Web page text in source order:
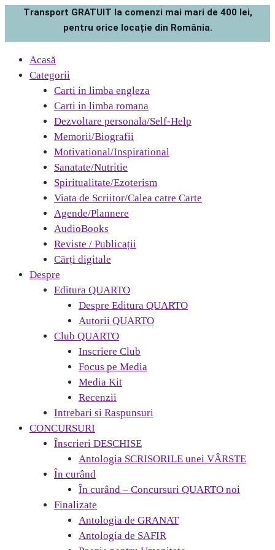
Transport GRATUIT la comenzi mai mari de 400 lei,
pentru orice locație din România.
Acasă
Categorii
Carti in limba engleza
Carti in limba romana
Dezvoltare personala/Self-Help
Memorii/Biografii
Motivational/Inspirational
Sanatate/Nutritie
Spiritualitate/Ezoterism
Viata de Scriitor/Calea catre Carte
Agende/Plannere
AudioBooks
Reviste / Publicații
Cărți digitale
Despre
Editura QUARTO
Despre Editura QUARTO
Autorii QUARTO
Club QUARTO
Inscriere Club
Focus pe Media
Media Kit
Recenzii
Intrebari si Raspunsuri
CONCURSURI
Înscrieri DESCHISE
Antologia SCRISORILE unei VÂRSTE
În curând
În curând – Concursuri QUARTO noi
Finalizate
Antologia de GRANAT
Antologia de SAFIR